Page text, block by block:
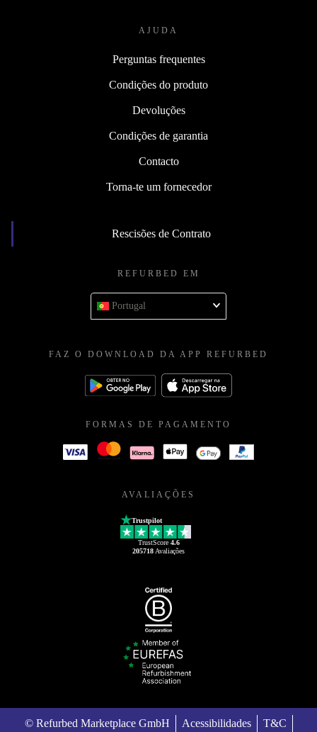
AJUDA
Perguntas frequentes
Condições do produto
Devoluções
Condições de garantia
Contacto
Torna-te um fornecedor
Rescisões de Contrato
REFURBED EM
Portugal
FAZ O DOWNLOAD DA APP REFURBED
FORMAS DE PAGAMENTO
AVALIAÇÕES
Trustpilot
TrustScore 4.6
205718 Avaliações
© Refurbed Marketplace GmbH Acessibilidades T&C